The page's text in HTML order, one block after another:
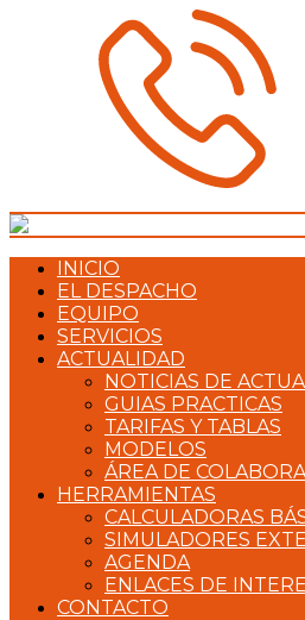
INICIO
EL DESPACHO
EQUIPO
SERVICIOS
ACTUALIDAD
NOTICIAS DE
GUIAS PRACTICAS
TARIFAS Y TABLAS
MODELOS
ÁREA DE
HERRAMIENTAS
CALCULADORAS
SIMULADORES
AGENDA
ENLACES DE
CONTACTO